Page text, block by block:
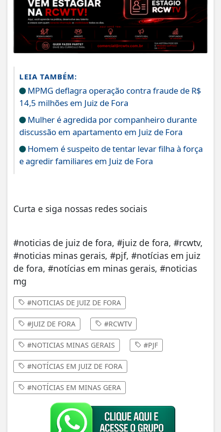
LEIA TAMBÉM:
MPMG deflagra operação contra fraude de R$
14,5 milhões em Juiz de Fora
Mulher é agredida por companheiro durante
discussão em apartamento em Juiz de Fora
Homem é suspeito de tentar levar filha à força
e agredir familiares em Juiz de Fora
Curta e siga nossas redes sociais
#noticias de juiz de fora, #juiz de fora, #rcwtv,
#noticias minas gerais, #pjf, #notícias em juiz
de fora, #notícias em minas gerais, #noticias
mg
#NOTICIAS DE JUIZ DE FORA
#JUIZ DE FORA #RCWTV
#NOTICIAS MINAS GERAIS #PJF
#NOTÍCIAS EM JUIZ DE FORA
#NOTÍCIAS EM MINAS GERA